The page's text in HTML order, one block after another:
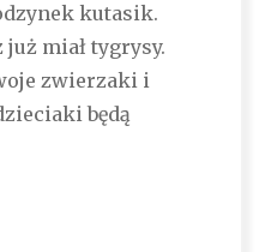
kutasik.
miał tygrysy.
zwierzaki i
będą